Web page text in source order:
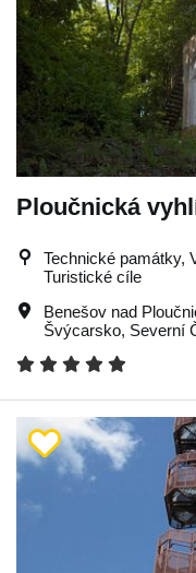
Ploučnická
Technické památky,
Turistické cíle
Benešov nad
Švýcarsko, Severní